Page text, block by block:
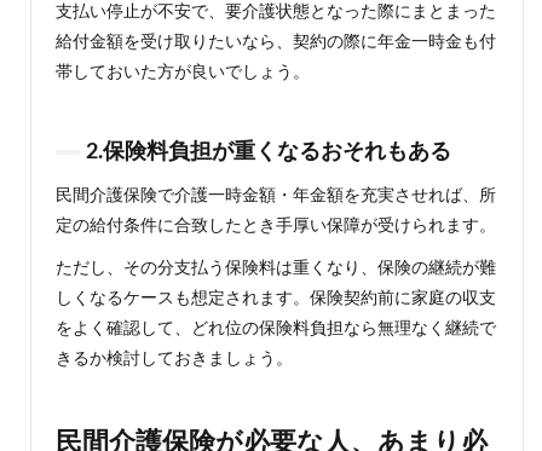
支払い停止が不安で、要介護状態となった際にまとまった
給付金額を受け取りたいなら、契約の際に年金一時金も付
帯しておいた方が良いでしょう。
2.保険料負担が重くなるおそれもある
民間介護保険で介護一時金額・年金額を充実させれば、所
定の給付条件に合致したとき手厚い保障が受けられます。
ただし、その分支払う保険料は重くなり、保険の継続が難
しくなるケースも想定されます。保険契約前に家庭の収支
をよく確認して、どれ位の保険料負担なら無理なく継続で
きるか検討しておきましょう。
民間介護保険が必要な人、あまり必